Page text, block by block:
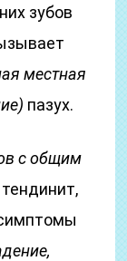
зубов
местная
пазух.
с общим